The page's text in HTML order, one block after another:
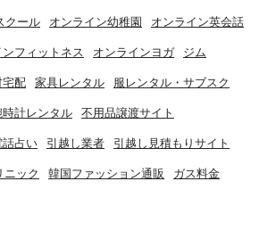
クール オンライン幼稚園 オンライン英会話
フィットネス オンラインヨガ ジム
宅配 家具レンタル 服レンタル・サブスク
時計レンタル 不用品譲渡サイト
話占い 引越し業者 引越し見積もりサイト
ニック 韓国ファッション通販 ガス料金